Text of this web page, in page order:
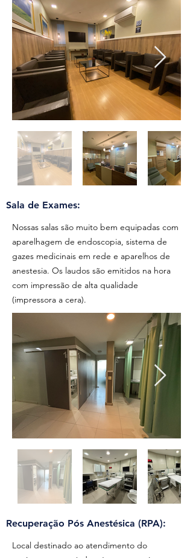
Sala de Exames:
Nossas salas são muito bem equipadas com
aparelhagem de endoscopia, sistema de
gazes medicinais em rede e aparelhos de
anestesia. Os laudos são emitidos na hora
com impressão de alta qualidade
(impressora a cera).
Recuperação Pós Anestésica (RPA):
Local destinado ao atendimento do